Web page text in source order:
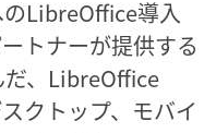
のLibreOffice導入
トナーが提供する
、LibreOffice
クトップ、モバイ